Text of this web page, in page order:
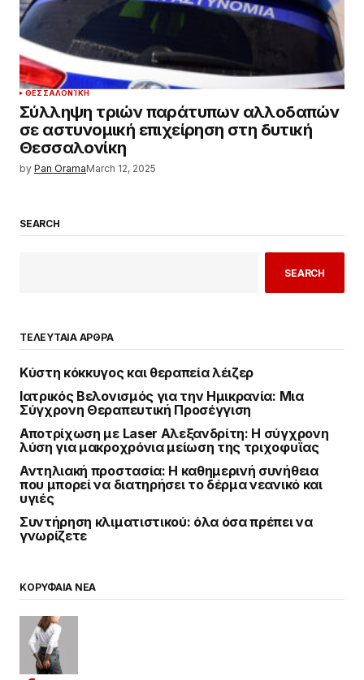
ΘΕΣΣΑΛΟΝΊΚΗ
Σύλληψη τριών παράτυπων αλλοδαπών
σε αστυνομική επιχείρηση στη δυτική
Θεσσαλονίκη
by Pan OramaMarch 12, 2025
SEARCH
SEARCH
ΤΕΛΕΥΤΑΙΑ ΑΡΘΡΑ
Κύστη κόκκυγος και θεραπεία λέιζερ
Ιατρικός Βελονισμός για την Ημικρανία: Μια
Σύγχρονη Θεραπευτική Προσέγγιση
Αποτρίχωση με Laser Αλεξανδρίτη: Η σύγχρονη
λύση για μακροχρόνια μείωση της τριχοφυΐας
Αντηλιακή προστασία: Η καθημερινή συνήθεια
που μπορεί να διατηρήσει το δέρμα νεανικό και
υγιές
Συντήρηση κλιματιστικού: όλα όσα πρέπει να
γνωρίζετε
ΚΟΡΥΦΑΙΑ ΝΕΑ